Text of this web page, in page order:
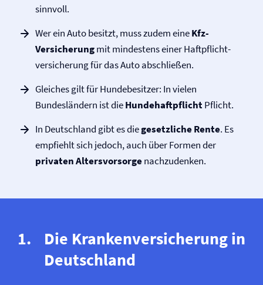
sinnvoll.
Wer ein Auto besitzt, muss zudem eineKfz-
Versicherungmit mindestens einer Haftpflicht­
versicherung für das Auto abschließen.
Gleiches gilt für Hundebesitzer: In vielen
Bundesländern ist dieHunde­haftpflichtPflicht.
In Deutschland gibt es diegesetzliche Rente. Es
empfiehlt sich jedoch, auch über Formen der
privaten Altersvorsorgenachzudenken.
Die Kranken­versicherung in
Deutschland